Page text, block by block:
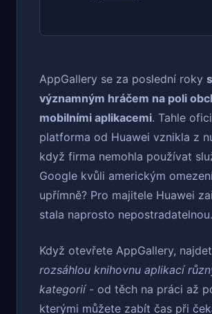
AppGallery se za poslední roky
významným hráčem na poli
mobilními aplikacemi. Tahle
platforma od Huawei vznikla z
když firma nemohla používat
Google kvůli americkým
upřímně? Pro majitele Huawei
stala naprosto nepostradatelnou.
Když otevřete AppGallery,
rozsáhlou knihovnu aplikací
kategorií- od těch na práci až
kterými můžete zabít čas při